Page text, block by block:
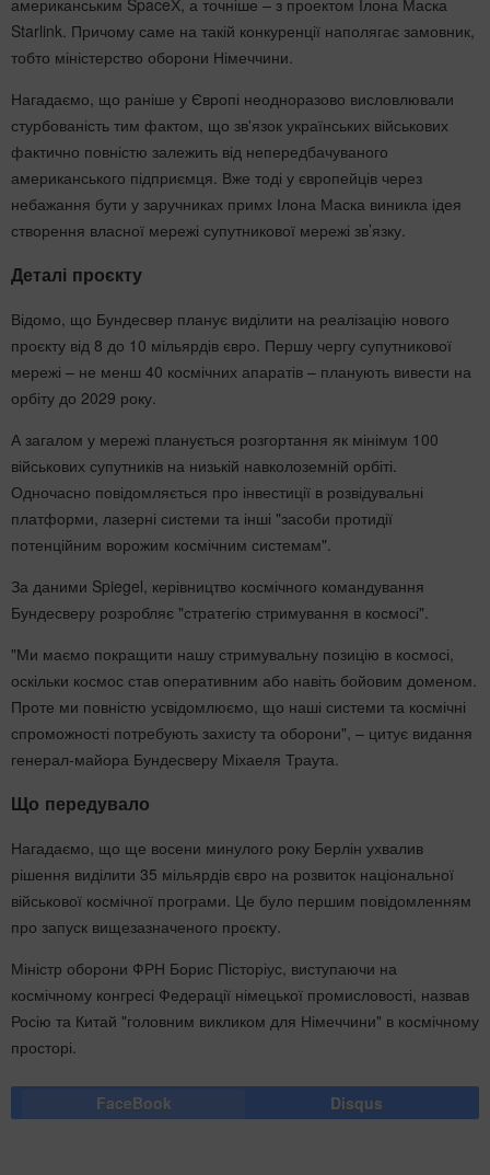
американським SpaceХ, а точніше – з проектом Ілона Маска
Starlink. Причому саме на такій конкуренції наполягає замовник,
тобто міністерство оборони Німеччини.
Нагадаємо, що раніше у Європі неодноразово висловлювали
стурбованість тим фактом, що зв'язок українських військових
фактично повністю залежить від непередбачуваного
американського підприємця. Вже тоді у європейців через
небажання бути у заручниках примх Ілона Маска виникла ідея
створення власної мережі супутникової мережі зв’язку.
Деталі проєкту
Відомо, що Бундесвер планує виділити на реалізацію нового
проєкту від 8 до 10 мільярдів євро. Першу чергу супутникової
мережі – не менш 40 космічних апаратів – планують вивести на
орбіту до 2029 року.
А загалом у мережі планується розгортання як мінімум 100
військових супутників на низькій навколоземній орбіті.
Одночасно повідомляється про інвестиції в розвідувальні
платформи, лазерні системи та інші "засоби протидії
потенційним ворожим космічним системам".
За даними Spiegel, керівництво космічного командування
Бундесверу розробляє "стратегію стримування в космосі".
"Ми маємо покращити нашу стримувальну позицію в космосі,
оскільки космос став оперативним або навіть бойовим доменом.
Проте ми повністю усвідомлюємо, що наші системи та космічні
спроможності потребують захисту та оборони", – цитує видання
генерал-майора Бундесверу Міхаеля Траута.
Що передувало
Нагадаємо, що ще восени минулого року Берлін ухвалив
рішення виділити 35 мільярдів євро на розвиток національної
військової космічної програми. Це було першим повідомленням
про запуск вищезазначеного проєкту.
Міністр оборони ФРН Борис Пісторіус, виступаючи на
космічному конгресі Федерації німецької промисловості, назвав
Росію та Китай "головним викликом для Німеччини" в космічному
просторі.
FaceBook Disqus